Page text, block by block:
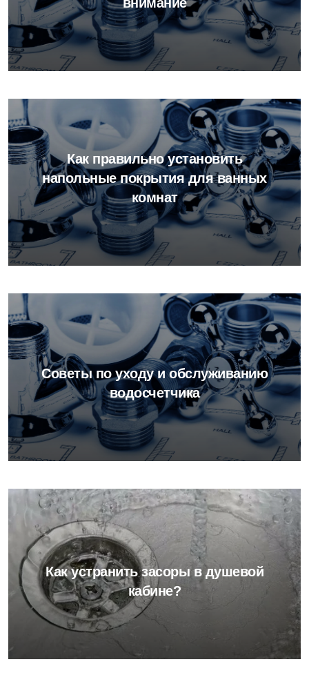
Как правильно установить
напольные покрытия для ванных
комнат
Советы по уходу и обслуживанию
водосчетчика
Как устранить засоры в душевой
кабине?